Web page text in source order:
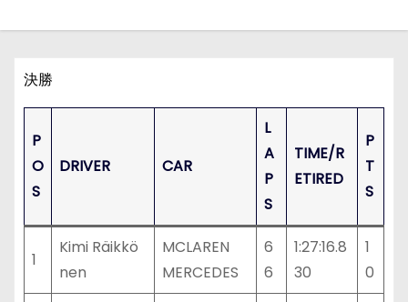
決勝
P
O
S
DRIVER CAR
L
A
P
S
TIME/R
ETIRED
P
T
S
1
Kimi Räikkö
nen
MCLAREN
MERCEDES
6
6
1:27:16.8
30
1
0